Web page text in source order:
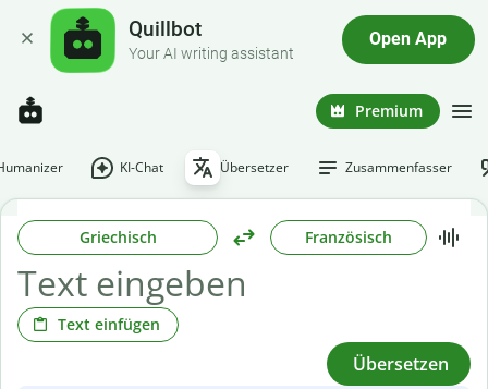
Quillbot
Your AI writing assistant
Open App
Premium
KI-Chat Übersetzer Zusammenfasser
Griechisch Französisch
Text einfügen
Übersetzen